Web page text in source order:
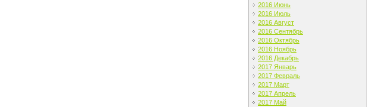
2016 Июнь
2016 Июль
2016 Август
2016 Сентябрь
2016 Октябрь
2016 Ноябрь
2016 Декабрь
2017 Январь
2017 Февраль
2017 Март
2017 Апрель
2017 Май